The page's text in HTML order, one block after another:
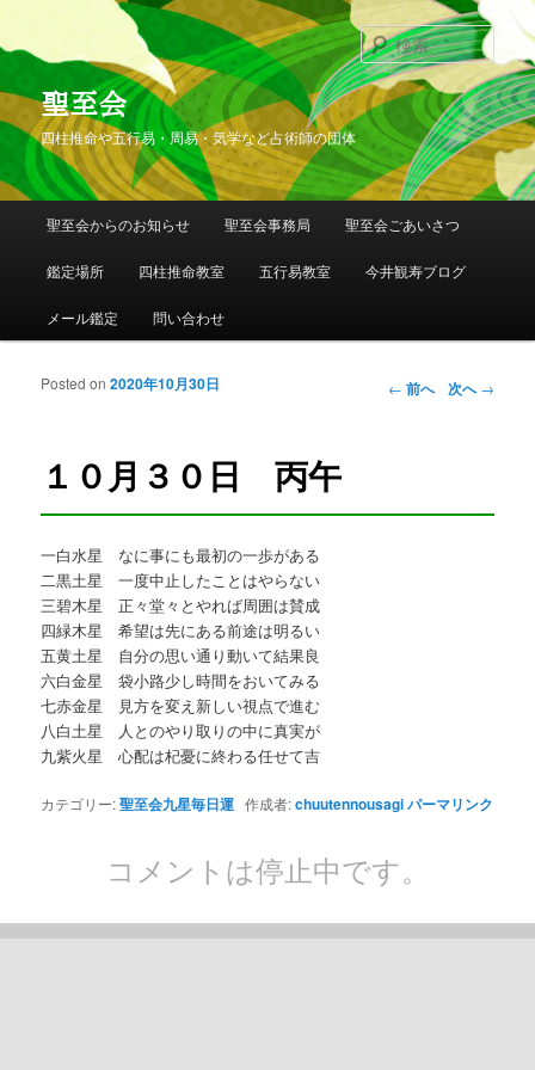
聖至会
四柱推命や五行易・周易・気学など占術師の団体
索
メインメニュー
メインコンテンツへ移動
サブコンテンツへ移動
聖至会からのお知らせ 聖至会事務局 聖至会ごあいさつ
鑑定場所 四柱推命教室 五行易教室 今井観寿ブログ
メール鑑定 問い合わせ
投稿ナビゲー
← 前へ 次へ→
１０月３０日 丙午
Posted on2020年10月30日
一白水星 なに事にも最初の一歩がある
二黒土星 一度中止したことはやらない
三碧木星 正々堂々とやれば周囲は賛成
四緑木星 希望は先にある前途は明るい
五黄土星 自分の思い通り動いて結果良
六白金星 袋小路少し時間をおいてみる
七赤金星 見方を変え新しい視点で進む
八白土星 人とのやり取りの中に真実が
九紫火星 心配は杞憂に終わる任せて吉
カテゴリー:聖至会九星毎日運 作成者:chuutennousagiパーマリンク
コメントは停止中です。